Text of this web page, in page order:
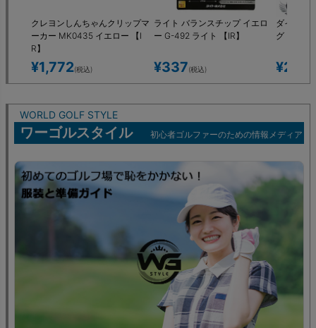
クレヨンしんちゃんクリップマ
ーカー MK0435 イエロー 【I
R】
¥1,772(税込)
ライト バランスチップ イエロ
ー G-492 ライト 【IR】
¥337(税込)
ダイヤゴ
グ イエロ
¥278
WORLD GOLF STYLE
ワーゴルスタイル 初心者ゴルファーのための情報メディア